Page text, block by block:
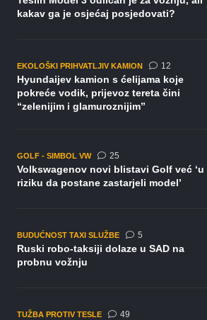
kakav ga je osjećaj posjedovati?
EKOLOŠKI PRIHVATLJIV KAMION 12komentara
Hyundaijev kamion s ćelijama koje
pokreće vodik, prijevoz tereta čini
“zelenijim i glamuroznijim”
GOLF - SIMBOL VW 25komentara
Volkswagenov novi blistavi Golf već ‘u
riziku da postane zastarjeli model’
BUDUĆNOST TAXI SLUŽBE 5komentara
Ruski robo-taksiji dolaze u SAD na
probnu vožnju
TUŽBA PROTIV TESLE 49komentara